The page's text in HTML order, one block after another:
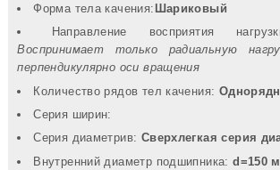
Форма тела качения: Шариковый
Направление восприятия
Воспринимает только радиальную
перпендикулярно оси вращения
Количество рядов тел качения:
Серия ширин:
Серия диаметрив: Сверхлегкая серия
Внутренний диаметр подшипника:d=150